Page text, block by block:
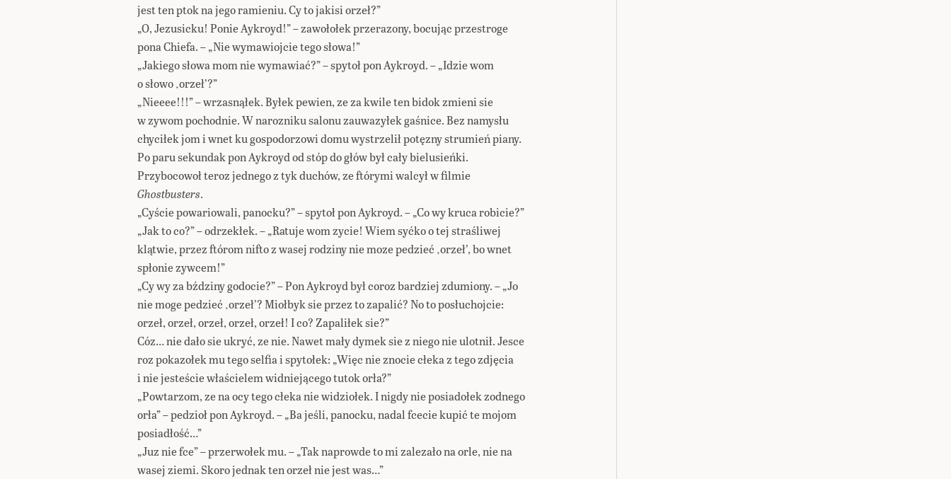
jest ten ptok na jego ramieniu. Cy to jakisi orzeł?”
„O, Jezusicku! Ponie Aykroyd!” – zawołołek przerazony, bocując przestroge
pona Chiefa. – „Nie wymawiojcie tego słowa!”
„Jakiego słowa mom nie wymawiać?” – spytoł pon Aykroyd. – „Idzie wom
o słowo ‚orzeł’?”
„Nieeee!!!” – wrzasnąłek. Byłek pewien, ze za kwile ten bidok zmieni sie
w zywom pochodnie. W narozniku salonu zauwazyłek gaśnice. Bez namysłu
chyciłek jom i wnet ku gospodorzowi domu wystrzelił potęzny strumień piany.
Po paru sekundak pon Aykroyd od stóp do głów był cały bielusieńki.
Przybocowoł teroz jednego z tyk duchów, ze ftórymi walcył w filmie
Ghostbusters.
„Cyście powariowali, panocku?” – spytoł pon Aykroyd. – „Co wy kruca robicie?”
„Jak to co?” – odrzekłek. – „Ratuje wom zycie! Wiem syćko o tej straśliwej
klątwie, przez ftórom nifto z wasej rodziny nie moze pedzieć ‚orzeł’, bo wnet
spłonie zywcem!”
„Cy wy za bździny godocie?” – Pon Aykroyd był coroz bardziej zdumiony. – „Jo
nie moge pedzieć ‚orzeł’? Miołbyk sie przez to zapalić? No to posłuchojcie:
orzeł, orzeł, orzeł, orzeł, orzeł! I co? Zapaliłek sie?”
Cóz… nie dało sie ukryć, ze nie. Nawet mały dymek sie z niego nie ulotnił. Jesce
roz pokazołek mu tego selfia i spytołek: „Więc nie znocie cłeka z tego zdjęcia
i nie jesteście właścielem widniejącego tutok orła?”
„Powtarzom, ze na ocy tego cłeka nie widziołek. I nigdy nie posiadołek zodnego
orła” – pedzioł pon Aykroyd. – „Ba jeśli, panocku, nadal fcecie kupić te mojom
posiadłość…”
„Juz nie fce” – przerwołek mu. – „Tak naprowde to mi zalezało na orle, nie na
wasej ziemi. Skoro jednak ten orzeł nie jest was…”